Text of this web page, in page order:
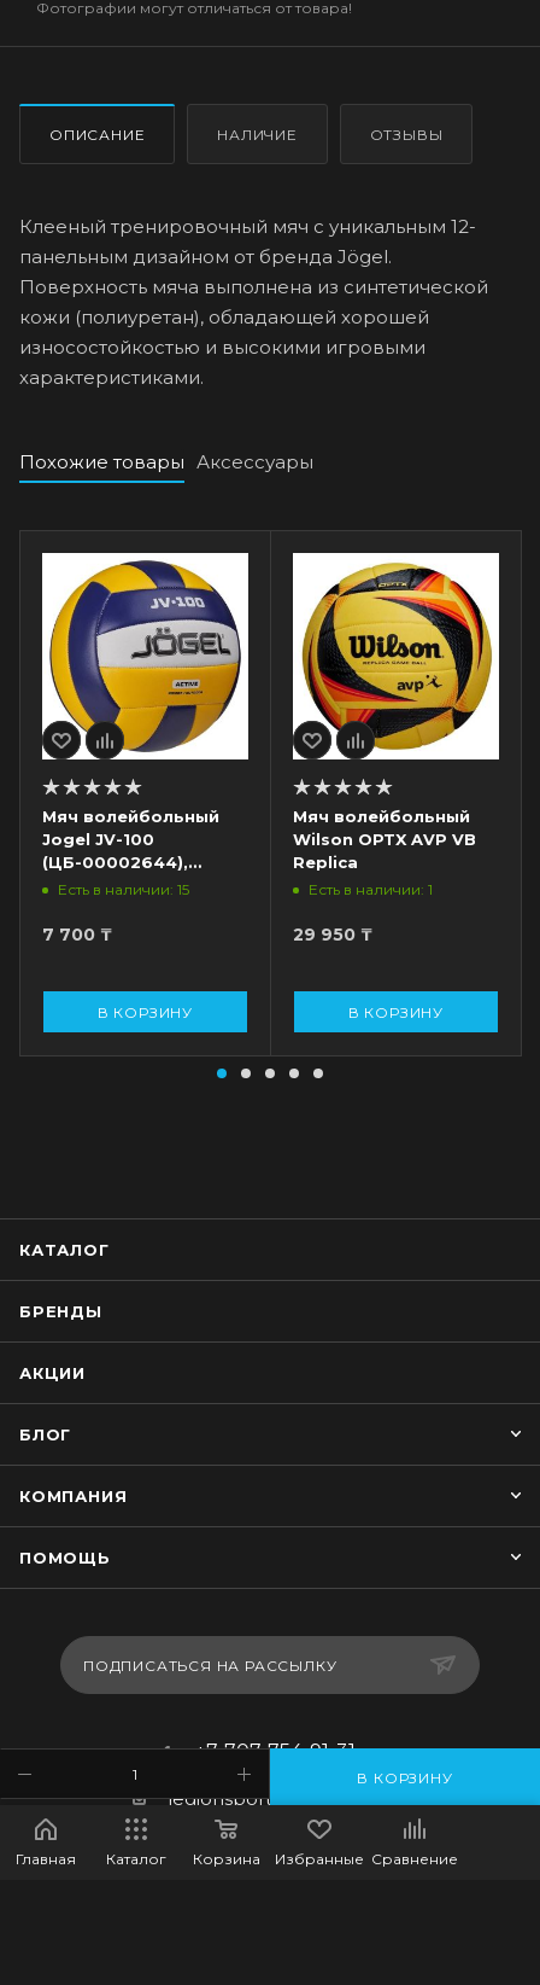
В КОРЗИНУ
Фотографии могут отличаться от товара!
ОПИСАНИЕ НАЛИЧИЕ ОТЗЫВЫ
Клееный тренировочный мяч с уникальным 12-
панельным дизайном от бренда Jögel.
Поверхность мяча выполнена из синтетической
кожи (полиуретан), обладающей хорошей
износостойкостью и высокими игровыми
характеристиками.
Похожие товары Аксессуары
Мяч волейбольный
Jogel JV-100
(ЦБ-00002644),
синий/желтый
Есть в наличии: 15
7 700 ₸
В КОРЗИНУ
Мяч волейбольный
Wilson OPTX AVP VB
Replica
Есть в наличии: 1
29 950 ₸
В КОРЗИНУ
КАТАЛОГ
БРЕНДЫ
АКЦИИ
БЛОГ
КОМПАНИЯ
ПОМОЩЬ
ПОДПИСАТЬСЯ НА РАССЫЛКУ
+7-707-754-91-31
legionsportkz@gmail.com
г.Костанай, ул. Баймагамбетова
193, ВП-5
Главная Каталог Корзина Избранные Сравнение